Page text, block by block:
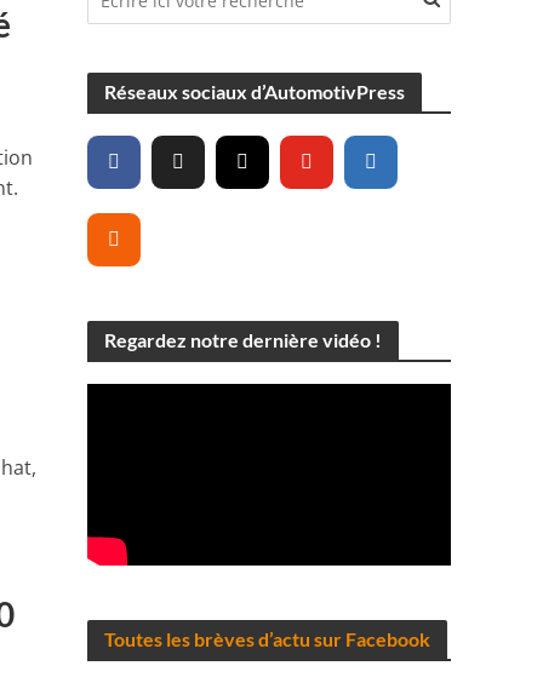
Réseaux sociaux d’AutomotivPress
Regardez notre dernière vidéo !
Toutes les brèves d’actu sur Facebook